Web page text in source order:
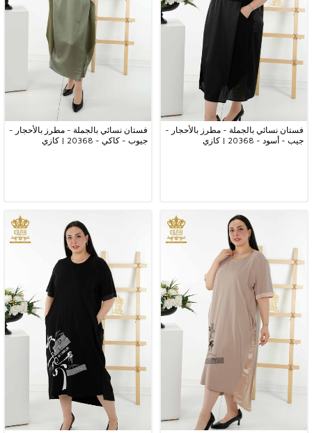
فستان نسائي بالجملة - مطرز بالأحجار -
جيب - أسود - 20368 | كازي
فستان نسائي بالجملة - مطرز بالأحجار -
جيوب - كاكي - 20368 | كازي